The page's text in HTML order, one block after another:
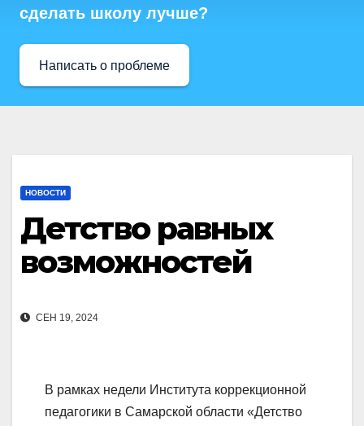
сделать школу лучше?
Написать о проблеме
НОВОСТИ
Детство равных
возможностей
СЕН 19, 2024
В рамках недели Института коррекционной
педагогики в Самарской области «Детство